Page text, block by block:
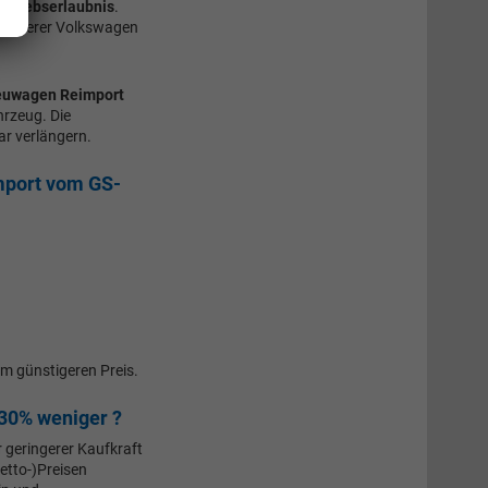
.
unserer Volkswagen
Reimport
Die
verlängern.
vom GS-
günstigeren Preis.
weniger ?
geringerer Kaufkraft
)Preisen